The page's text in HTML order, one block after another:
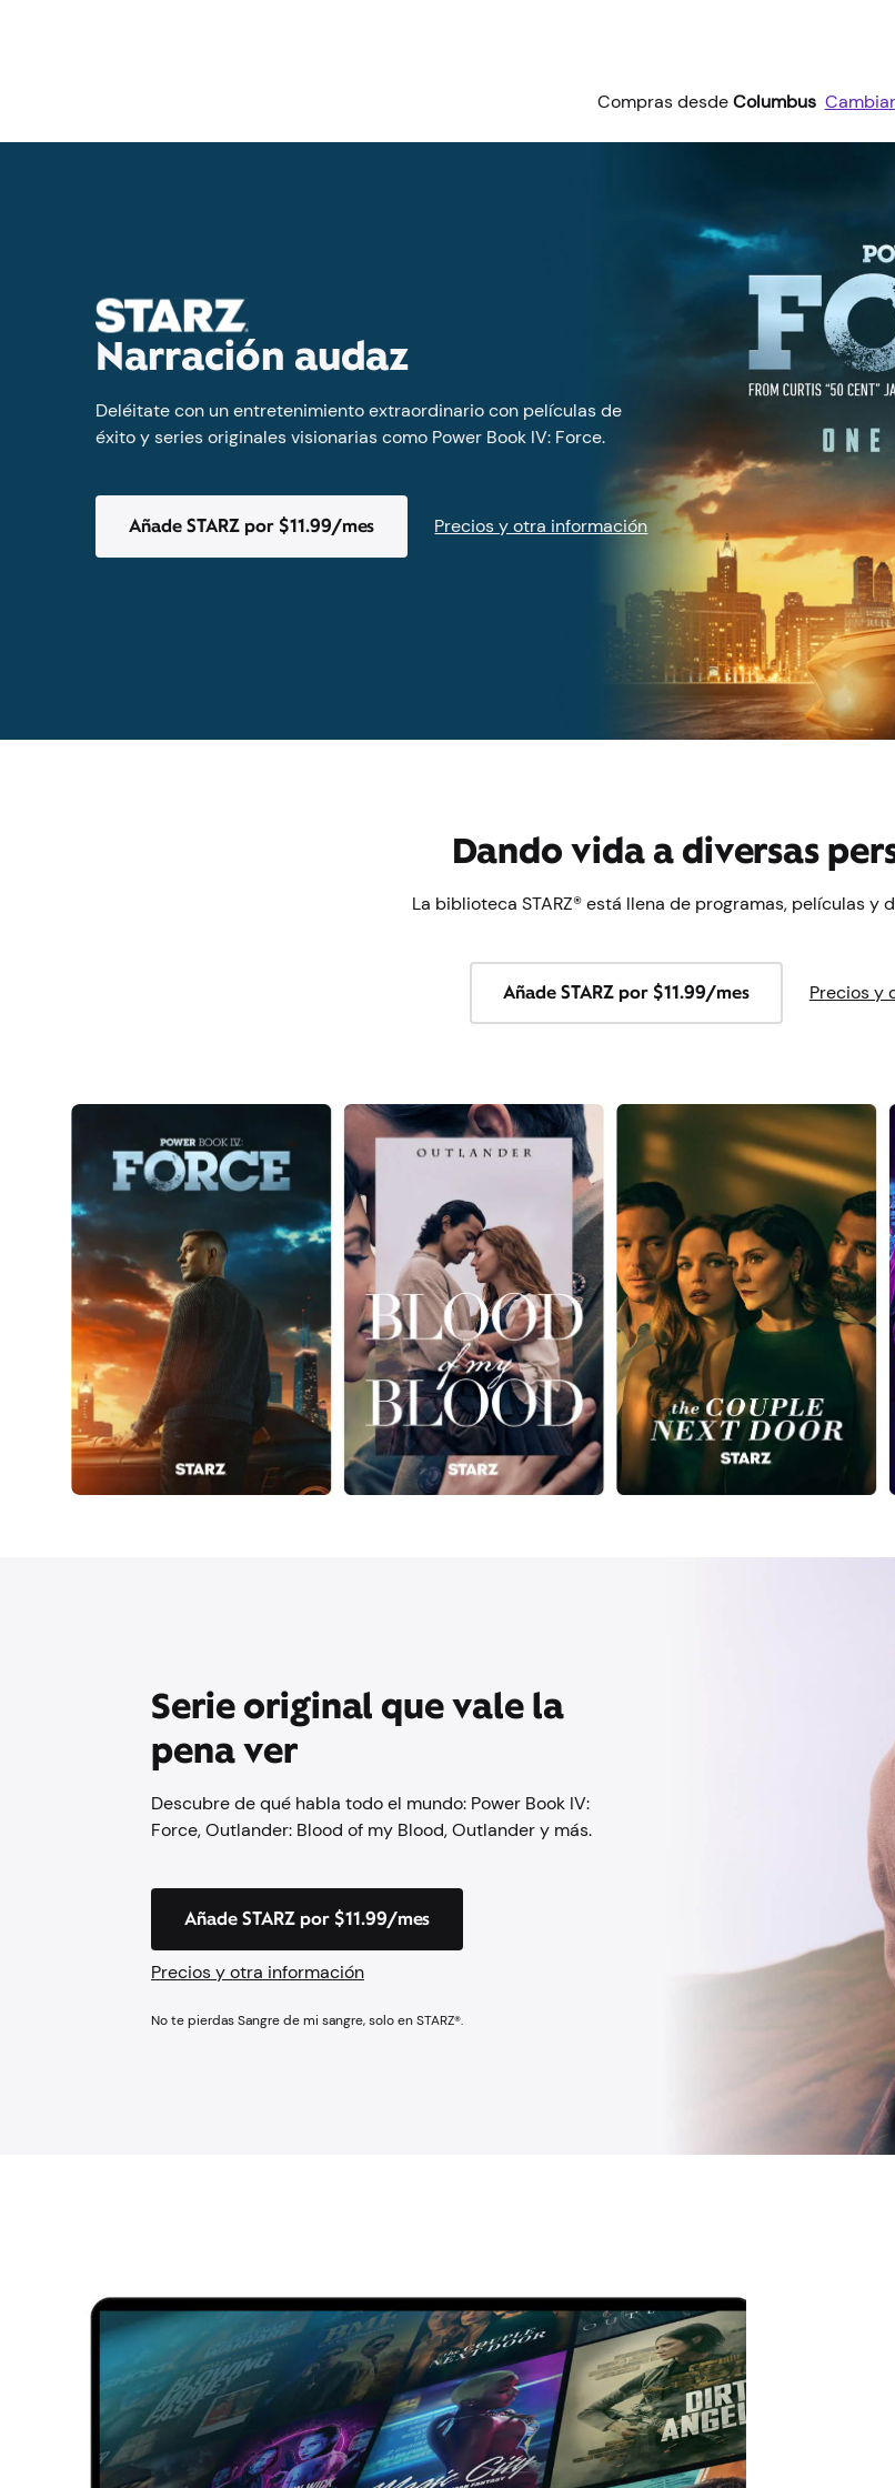
Compras desde Columbus Cambiar
Narración audaz
Deléitate con un entretenimiento extraordinario con películas de
éxito y series originales visionarias como Power Book IV: Force.
Añade STARZ por $11.99/mes Precios y otra información
Dando vida a diversas
La biblioteca STARZ® está llena de programas, películas y
Añade STARZ por $11.99/mes Precios y
Serie original que vale la
pena ver
Descubre de qué habla todo el mundo: Power Book IV:
Force, Outlander: Blood of my Blood, Outlander y más.
Añade STARZ por $11.99/mes
Precios y otra información
No te pierdas Sangre de mi sangre, solo en STARZ®.